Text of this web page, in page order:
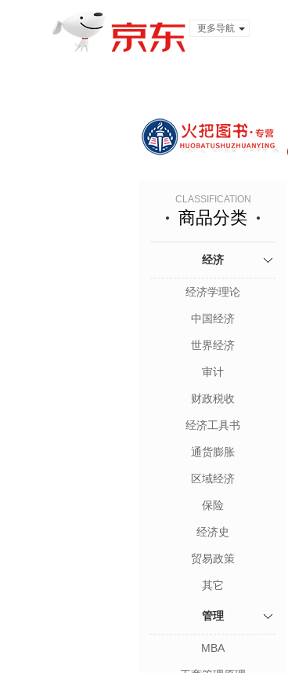
更多导航
CLASSIFICATION
商品分类
经济
经济学理论
中国经济
世界经济
审计
财政税收
经济工具书
通货膨胀
区域经济
保险
经济史
贸易政策
其它
管理
MBA